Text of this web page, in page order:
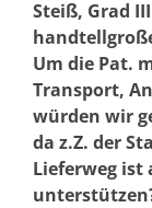
Steiß, Grad
Um die Pat.
Transport,
würden wir
da z.Z. der
Lieferweg ist